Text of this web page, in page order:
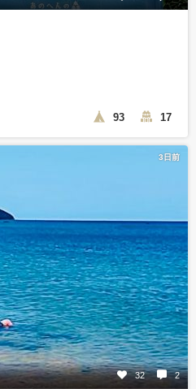
93 17
3日前
32 2